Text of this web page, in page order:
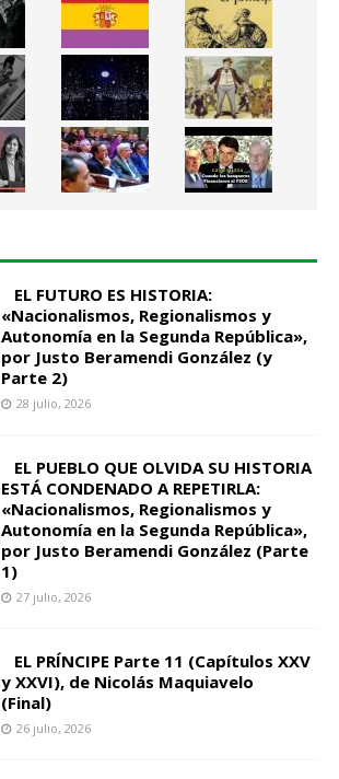
EL FUTURO ES HISTORIA:
«Nacionalismos, Regionalismos y
Autonomía en la Segunda República»,
por Justo Beramendi González (y
Parte 2)
28 julio, 2026
EL PUEBLO QUE OLVIDA SU HISTORIA
ESTÁ CONDENADO A REPETIRLA:
«Nacionalismos, Regionalismos y
Autonomía en la Segunda República»,
por Justo Beramendi González (Parte
1)
27 julio, 2026
EL PRÍNCIPE Parte 11 (Capítulos XXV
y XXVI), de Nicolás Maquiavelo
(Final)
26 julio, 2026